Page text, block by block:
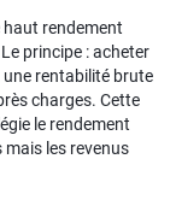
rendement
principe : acheter
rentabilité brute
charges. Cette
le rendement
les revenus